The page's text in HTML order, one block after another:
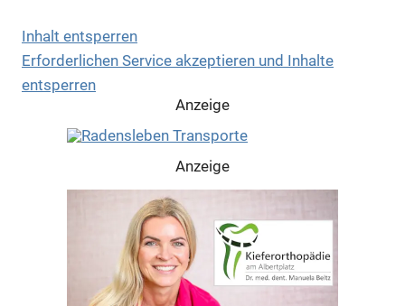
Inhalt entsperren
Erforderlichen Service akzeptieren und Inhalte
entsperren
Anzeige
Anzeige